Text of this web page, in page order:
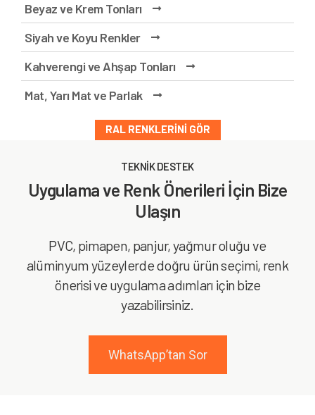
Beyaz ve Krem Tonları
Siyah ve Koyu Renkler
Kahverengi ve Ahşap Tonları
Mat, Yarı Mat ve Parlak
RAL RENKLERINI GÖR
TEKNİK DESTEK
Uygulama ve Renk Önerileri İçin Bize
Ulaşın
PVC, pimapen, panjur, yağmur oluğu ve
alüminyum yüzeylerde doğru ürün seçimi, renk
önerisi ve uygulama adımları için bize
yazabilirsiniz.
WhatsApp’tan Sor